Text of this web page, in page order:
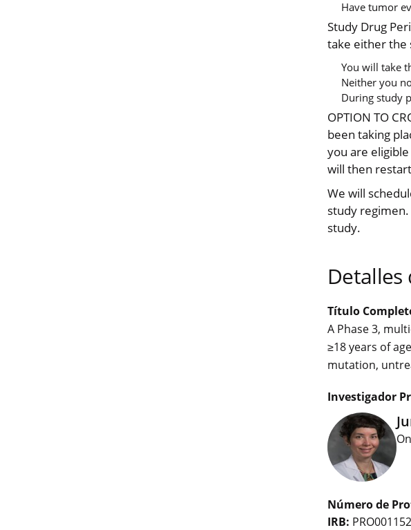
Have tumor
Study Drug
take either the
You will take
Neither you
During study
OPTION TO
been taking
you are
will then
We will
study
study.
Detalles
Título
A Phase 3,
≥18 years of
mutation,
Investigador
Número de
IRB: